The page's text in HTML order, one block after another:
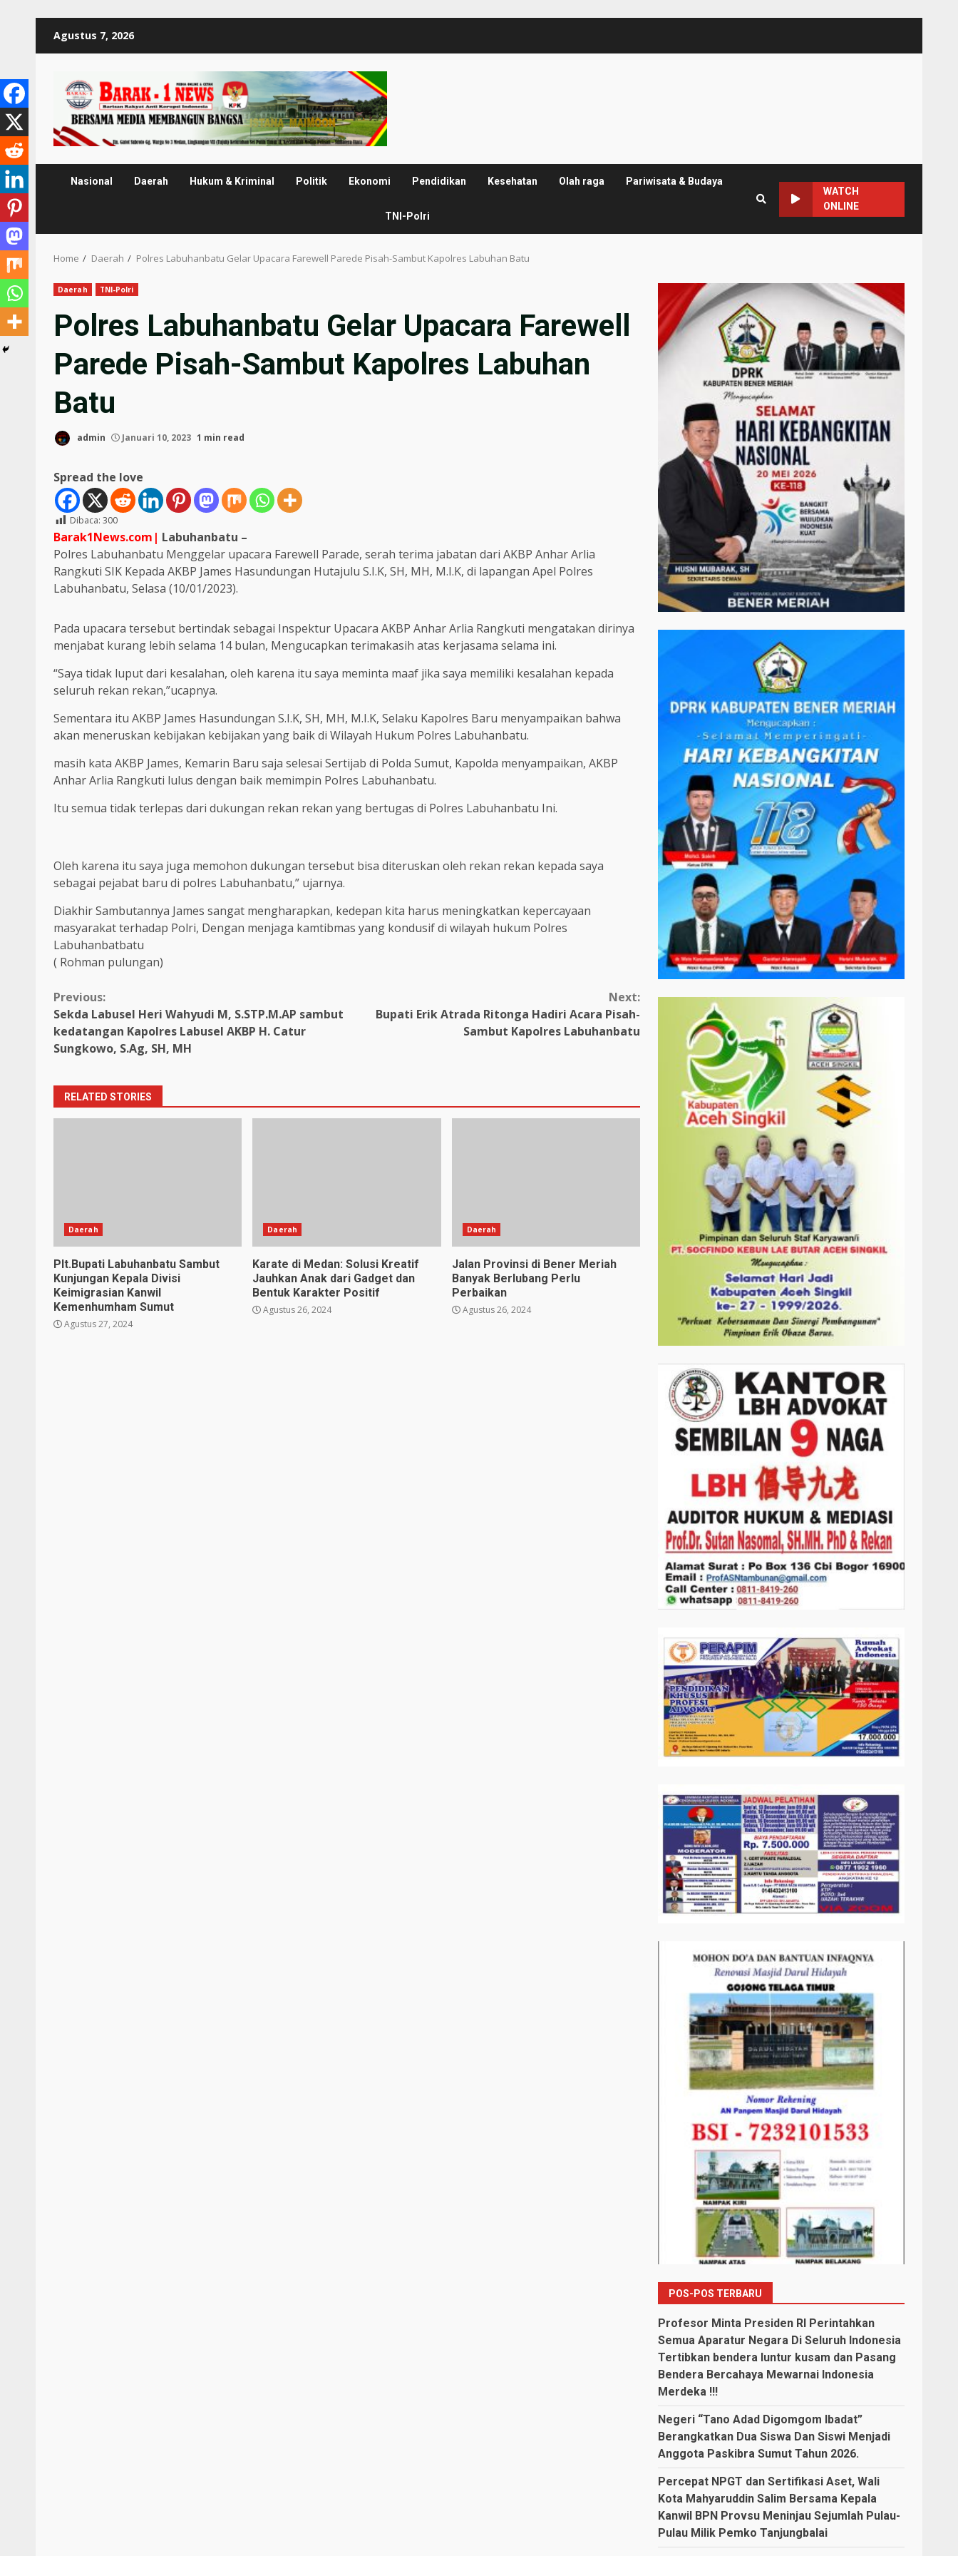
Agustus 7, 2026
Nasional Daerah Hukum & Kriminal Politik Ekonomi Pendidikan Kesehatan Olah raga Pariwisata & Budaya
TNI-Polri
WATCH
ONLINE
Home Daerah Polres Labuhanbatu Gelar Upacara Farewell Parede Pisah-Sambut Kapolres Labuhan Batu
Daerah TNI-Polri
Polres Labuhanbatu Gelar Upacara Farewell
Parede Pisah-Sambut Kapolres Labuhan
Batu
admin Januari 10, 2023 1 min read
Spread the love
Dibaca: 300
Barak1News.com| Labuhanbatu –
Polres Labuhanbatu Menggelar upacara Farewell Parade, serah terima jabatan dari AKBP Anhar Arlia
Rangkuti SIK Kepada AKBP James Hasundungan Hutajulu S.I.K, SH, MH, M.I.K, di lapangan Apel Polres
Labuhanbatu, Selasa (10/01/2023).
Pada upacara tersebut bertindak sebagai Inspektur Upacara AKBP Anhar Arlia Rangkuti mengatakan dirinya
menjabat kurang lebih selama 14 bulan, Mengucapkan terimakasih atas kerjasama selama ini.
“Saya tidak luput dari kesalahan, oleh karena itu saya meminta maaf jika saya memiliki kesalahan kepada
seluruh rekan rekan,”ucapnya.
Sementara itu AKBP James Hasundungan S.I.K, SH, MH, M.I.K, Selaku Kapolres Baru menyampaikan bahwa
akan meneruskan kebijakan kebijakan yang baik di Wilayah Hukum Polres Labuhanbatu.
masih kata AKBP James, Kemarin Baru saja selesai Sertijab di Polda Sumut, Kapolda menyampaikan, AKBP
Anhar Arlia Rangkuti lulus dengan baik memimpin Polres Labuhanbatu.
Itu semua tidak terlepas dari dukungan rekan rekan yang bertugas di Polres Labuhanbatu Ini.
Oleh karena itu saya juga memohon dukungan tersebut bisa diteruskan oleh rekan rekan kepada saya
sebagai pejabat baru di polres Labuhanbatu,” ujarnya.
Diakhir Sambutannya James sangat mengharapkan, kedepan kita harus meningkatkan kepercayaan
masyarakat terhadap Polri, Dengan menjaga kamtibmas yang kondusif di wilayah hukum Polres
Labuhanbatbatu
( Rohman pulungan)
Continue
Reading
Previous:
Sekda Labusel Heri Wahyudi M, S.STP.M.AP sambut
kedatangan Kapolres Labusel AKBP H. Catur
Sungkowo, S.Ag, SH, MH
Next:
Bupati Erik Atrada Ritonga Hadiri Acara Pisah-
Sambut Kapolres Labuhanbatu
RELATED STORIES
Daerah
Plt.Bupati Labuhanbatu Sambut
Kunjungan Kepala Divisi
Keimigrasian Kanwil
Kemenhumham Sumut
Agustus 27, 2024
Daerah
Karate di Medan: Solusi Kreatif
Jauhkan Anak dari Gadget dan
Bentuk Karakter Positif
Agustus 26, 2024
Daerah
Jalan Provinsi di Bener Meriah
Banyak Berlubang Perlu
Perbaikan
Agustus 26, 2024
POS-POS TERBARU
Profesor Minta Presiden RI Perintahkan
Semua Aparatur Negara Di Seluruh Indonesia
Tertibkan bendera luntur kusam dan Pasang
Bendera Bercahaya Mewarnai Indonesia
Merdeka !!!
Negeri “Tano Adad Digomgom Ibadat”
Berangkatkan Dua Siswa Dan Siswi Menjadi
Anggota Paskibra Sumut Tahun 2026.
Percepat NPGT dan Sertifikasi Aset, Wali
Kota Mahyaruddin Salim Bersama Kepala
Kanwil BPN Provsu Meninjau Sejumlah Pulau-
Pulau Milik Pemko Tanjungbalai